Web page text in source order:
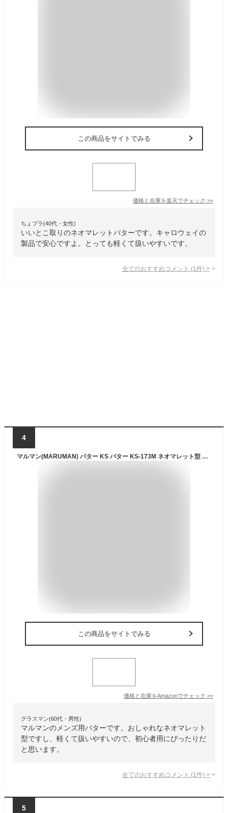
この商品をサイトでみる
価格と在庫を楽天でチェック >>
ちょプラ(40代・女性)
いいとこ取りのネオマレットパターです。キャロウェイの
製品で安心ですよ。とっても軽くて扱いやすいです。
全てのおすすめコメント (1 件) >
4
マルマン(MARUMAN) パター KS パター KS-173M ネオマレット型 34インチ メンズ KS-173M 右 ロフト角:4度
この商品をサイトでみる
価格と在庫をAmazonでチェック >>
グラスマン(60代・男性)
マルマンのメンズ用パターです。おしゃれなネオマレット
型ですし、軽くて扱いやすいので、初心者用にぴったりだ
と思います。
全てのおすすめコメント (1 件) >
5